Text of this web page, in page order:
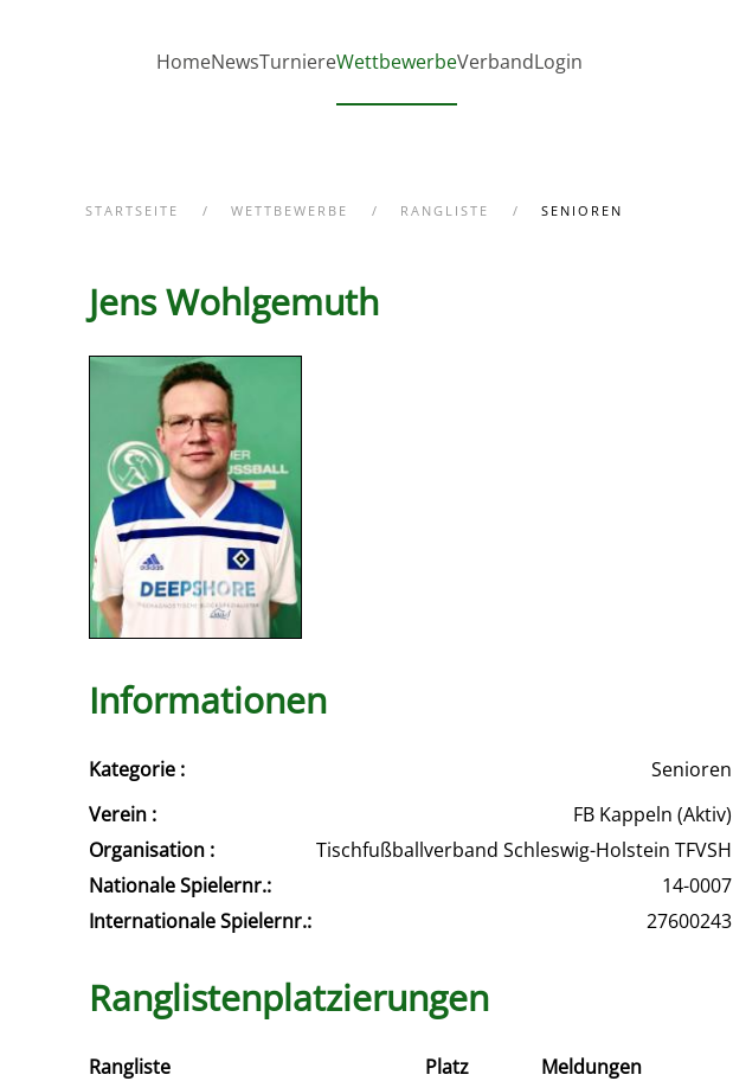
Zum Hauptinhalt springen
HomeNewsTurniereWettbewerbeVerbandLogin
STARTSEITE WETTBEWERBE RANGLISTE SENIOREN
Jens Wohlgemuth
Informationen
Kategorie :
Senioren
Verein :
FB Kappeln (Aktiv)
Organisation :
Tischfußballverband Schleswig-Holstein TFVSH
Nationale Spielernr.:
14-0007
Internationale Spielernr.:
27600243
Ranglistenplatzierungen
Rangliste Platz Meldungen